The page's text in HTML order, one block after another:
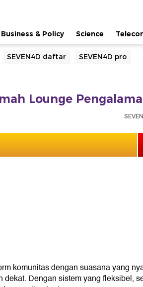
Business & Policy Science
SEVEN4D daftar SEVEN4D pro
Lounge
komunitas dengan suasana yang
Dengan sistem yang